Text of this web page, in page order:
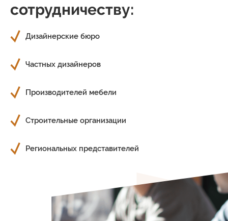
сотрудничеству:
Дизайнерские бюро
Частных дизайнеров
Производителей мебели
Строительные организации
Региональных представителей